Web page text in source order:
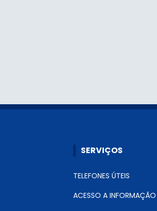
SERVIÇOS
TELEFONES ÚTEIS
ACESSO A INFORMAÇÃO